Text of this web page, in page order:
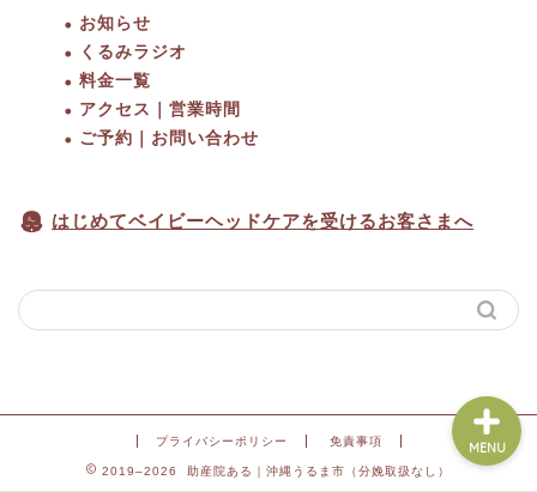
お知らせ
くるみラジオ
料金一覧
アクセス｜営業時間
ご予約｜お問い合わせ
はじめてベイビーヘッドケアを受けるお客さまへ
プライバシーポリシー 免責事項
2019–2026 助産院ある｜沖縄うるま市（分娩取扱なし）
MENU